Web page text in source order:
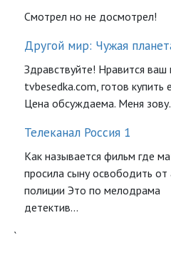
Смотрел но не досмотрел!
Другой мир: Чужая
Здравствуйте! Нравится ваш
tvbesedka.com, готов купить
Цена обсуждаема. Меня
Телеканал Россия 1
Как называется фильм где
просила сыну освободить от
полиции Это по мелодрама
детектив...
`